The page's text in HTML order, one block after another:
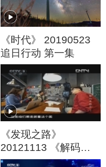
《时代》 20190523
追日行动 第一集
《发现之路》
20121113 《解码本
能Ⅱ》 永动之谜 下集